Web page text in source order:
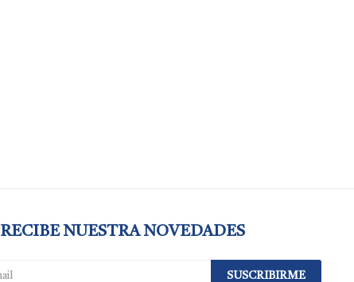
RECIBE NUESTRA NOVEDADES
SUSCRIBIRME